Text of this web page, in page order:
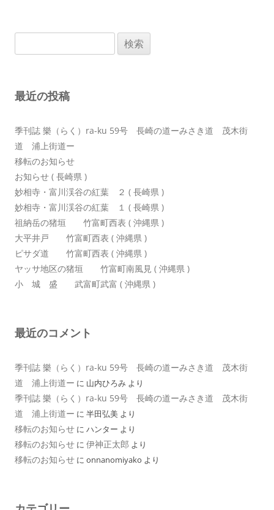
ョ
索:
最近の投稿
季刊誌 樂（らく）ra-ku 59号 長崎の道ーみさき道 茂木街
道 浦上街道ー
移転のお知らせ
お知らせ ( 長崎県 )
妙相寺・富川渓谷の紅葉 ２ ( 長崎県 )
妙相寺・富川渓谷の紅葉 １ ( 長崎県 )
祖納岳の猪垣 竹富町西表 ( 沖縄県 )
大平井戸 竹富町西表 ( 沖縄県 )
ピサダ道 竹富町西表 ( 沖縄県 )
ヤッサ地区の猪垣 竹富町南風見 ( 沖縄県 )
小 城 盛 武富町武富 ( 沖縄県 )
最近のコメント
季刊誌 樂（らく）ra-ku 59号 長崎の道ーみさき道 茂木街
道 浦上街道ー に 山内ひろみ より
季刊誌 樂（らく）ra-ku 59号 長崎の道ーみさき道 茂木街
道 浦上街道ー に 半田弘美 より
移転のお知らせ に ハンター より
移転のお知らせ に 伊神正太郎 より
移転のお知らせ に onnanomiyako より